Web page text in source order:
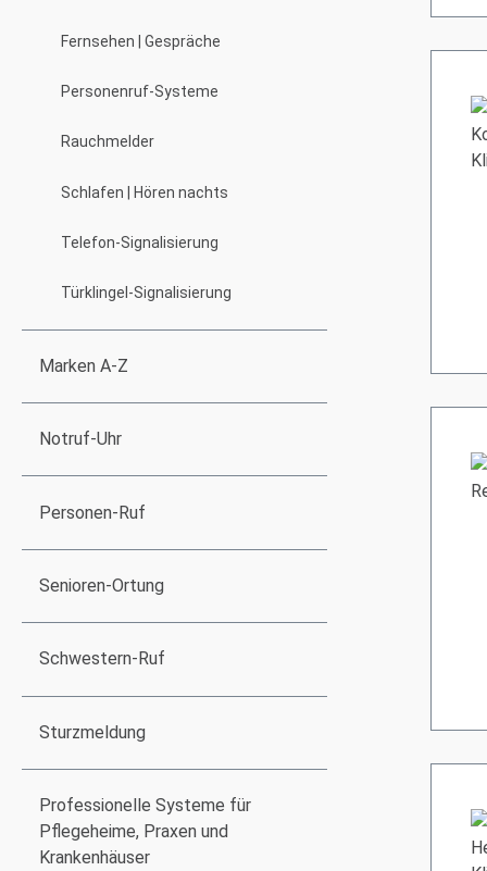
Fernsehen | Gespräche
Personenruf-Systeme
Rauchmelder
Schlafen | Hören nachts
Telefon-Signalisierung
Türklingel-Signalisierung
Marken A-Z
Notruf-Uhr
Personen-Ruf
Senioren-Ortung
Schwestern-Ruf
Sturzmeldung
Professionelle Systeme für
Pflegeheime, Praxen und
Krankenhäuser